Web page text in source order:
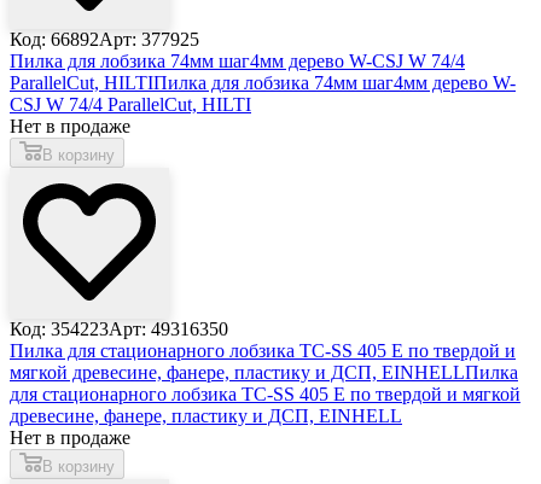
Код: 66892Арт: 377925
Пилка для лобзика 74мм шаг4мм дерево W-CSJ W 74/4
ParallelCut, HILTIПилка для лобзика 74мм шаг4мм дерево W-
CSJ W 74/4 ParallelCut, HILTI
Нет в продаже
В корзину
Код: 354223Арт: 49316350
Пилка для стационарного лобзика TC-SS 405 E по твердой и
мягкой древесине, фанере, пластику и ДСП, EINHELLПилка
для стационарного лобзика TC-SS 405 E по твердой и мягкой
древесине, фанере, пластику и ДСП, EINHELL
Нет в продаже
В корзину